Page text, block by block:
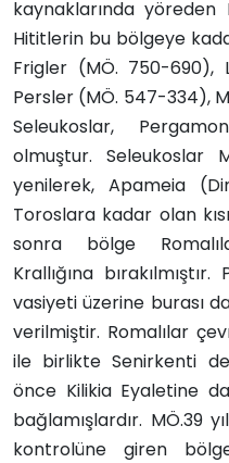
kaynaklarında
Hititlerin bu bölgeye
Frigler (MÖ. 750-690),
Persler (MÖ. 547-334),
Seleukoslar,
olmuştur. Seleukoslar
yenilerek, Apameia
Toroslara kadar olan
sonra bölge
Krallığına
vasiyeti üzerine burası
verilmiştir. Romalılar
ile birlikte Senirkenti de
önce Kilikia Eyaletine
bağlamışlardır. MÖ.39
kontrolüne giren